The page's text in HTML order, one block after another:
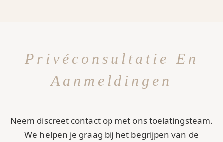
Privéconsultatie En
Aanmeldingen
Neem discreet contact op met ons toelatingsteam.
We helpen je graag bij het begrijpen van de